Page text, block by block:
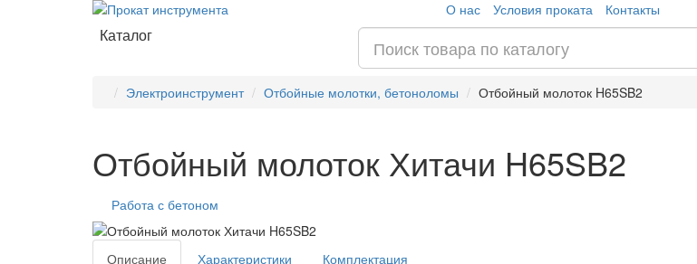
О нас Условия проката Контакты
Каталог
Электроинструмент
Отбойные молотки, бетоноломы Отбойный молоток H65SB2
Отбойный молоток Хитачи H65SB2
Работа с бетоном
Описание Характеристики Комплектация